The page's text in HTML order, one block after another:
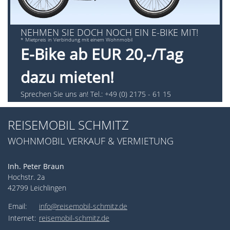
NEHMEN SIE DOCH NOCH EIN E-BIKE MIT!
* Mietpreis in Verbindung mit einem Wohnmobil
E-Bike ab EUR 20,-/Tag
dazu mieten!
Sprechen Sie uns an! Tel.: +49 (0) 2175 - 61 15
REISEMOBIL SCHMITZ
WOHNMOBIL VERKAUF & VERMIETUNG
Inh. Peter Braun
Hochstr. 2a
42799 Leichlingen
Email:
info@reisemobil-schmitz.de
Internet: reisemobil-schmitz.de